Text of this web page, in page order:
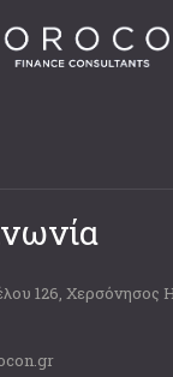
126, Χερσόνησος